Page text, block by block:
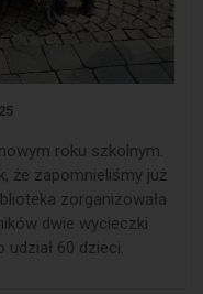
roku szkolnym.
że zapomnieliśmy już
zorganizowała
dwie wycieczki
60 dzieci.